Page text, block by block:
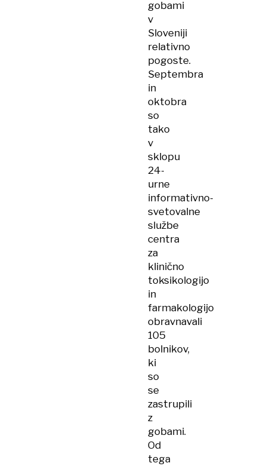
gobami
v
Sloveniji
relativno
pogoste.
Septembra
in
oktobra
so
tako
v
sklopu
24-
urne
informativno-
svetovalne
službe
centra
za
klinično
toksikologijo
in
farmakologijo
obravnavali
105
bolnikov,
ki
so
se
zastrupili
z
gobami.
Od
tega